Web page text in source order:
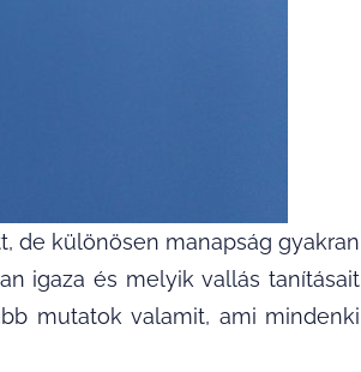
de különösen manapság gyakran
igaza és melyik vallás tanításait
mutatok valamit, ami mindenki